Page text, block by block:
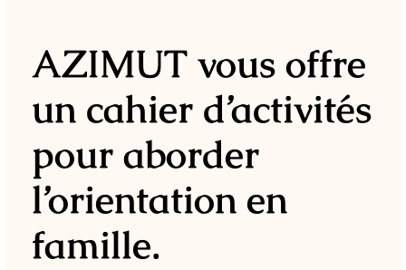
AZIMUT vous offre
un cahier d’activités
pour aborder
l’orientation en
famille.